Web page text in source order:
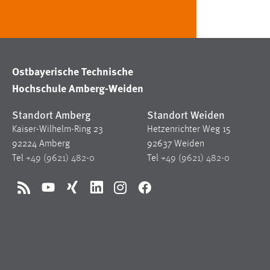
Ostbayerische Technische
Hochschule Amberg-Weiden
Standort Amberg
Kaiser-Wilhelm-Ring 23
92224 Amberg
Tel +49 (9621) 482-0
Standort Weiden
Hetzenrichter Weg 15
92637 Weiden
Tel +49 (9621) 482-0
RSS YouTubeXing LinkedInInstagramFacebook
Zweck:
Facebook Pixel
Name:
Anbieter:
Zweck: Conversion-Tracking
Cookie Laufzeit: 3 Monate